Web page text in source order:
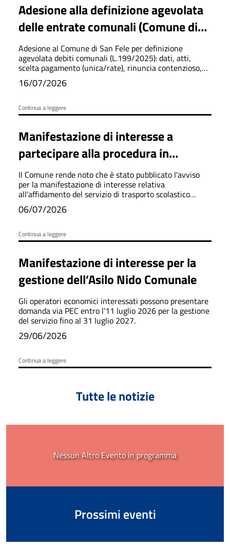
Adesione alla definizione agevolata
delle entrate comunali (Comune di
San Fele)
Adesione al Comune di San Fele per definizione
agevolata debiti comunali (L.199/2025): dati, atti,
scelta pagamento (unica/rate), rinuncia contenzioso,
firma e allegati.
16/07/2026
Continua a leggere
Manifestazione di interesse a
partecipare alla procedura in
modalità telematica per il servizio di
trasporto scolastico 2026/2027
Il Comune rende noto che è stato pubblicato l'avviso
per la manifestazione di interesse relativa
all'affidamento del servizio di trasporto scolastico
comunale e intercomunale per l'anno scolastico
2026/2027.
06/07/2026
Continua a leggere
Manifestazione di interesse per la
gestione dell’Asilo Nido Comunale
Gli operatori economici interessati possono presentare
domanda via PEC entro l’11 luglio 2026 per la gestione
del servizio fino al 31 luglio 2027.
29/06/2026
Continua a leggere
Tutte le notizie
Nessun Altro Evento in programma
Prossimi eventi